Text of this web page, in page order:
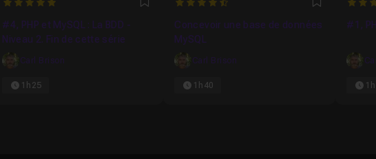
5 Favori
#4, PHP et MySQL : La BDD -
Niveau 2. Fin de cette série
Carl Brison
1h25
4.9473684210526 Favori
Concevoir une base de données
MySQL
Carl Brison
1h40
5
#1,